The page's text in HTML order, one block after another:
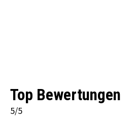
Top Bewertungen
5/5